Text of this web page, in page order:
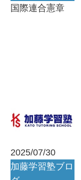
国際連合憲章
2025/07/30
加藤学習塾ブロ